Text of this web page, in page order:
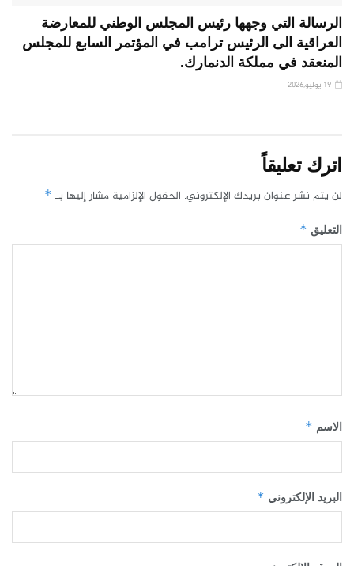
الرسالة التي وجهها رئيس المجلس الوطني للمعارضة
العراقية الى الرئيس ترامب في المؤتمر السابع للمجلس
المنعقد في مملكة الدنمارك.
اترك تعليقاً
لن يتم نشر عنوان بريدك الإلكتروني. الحقول الإلزامية مشار إليها بـ *
التعليق *
الاسم *
البريد الإلكتروني *